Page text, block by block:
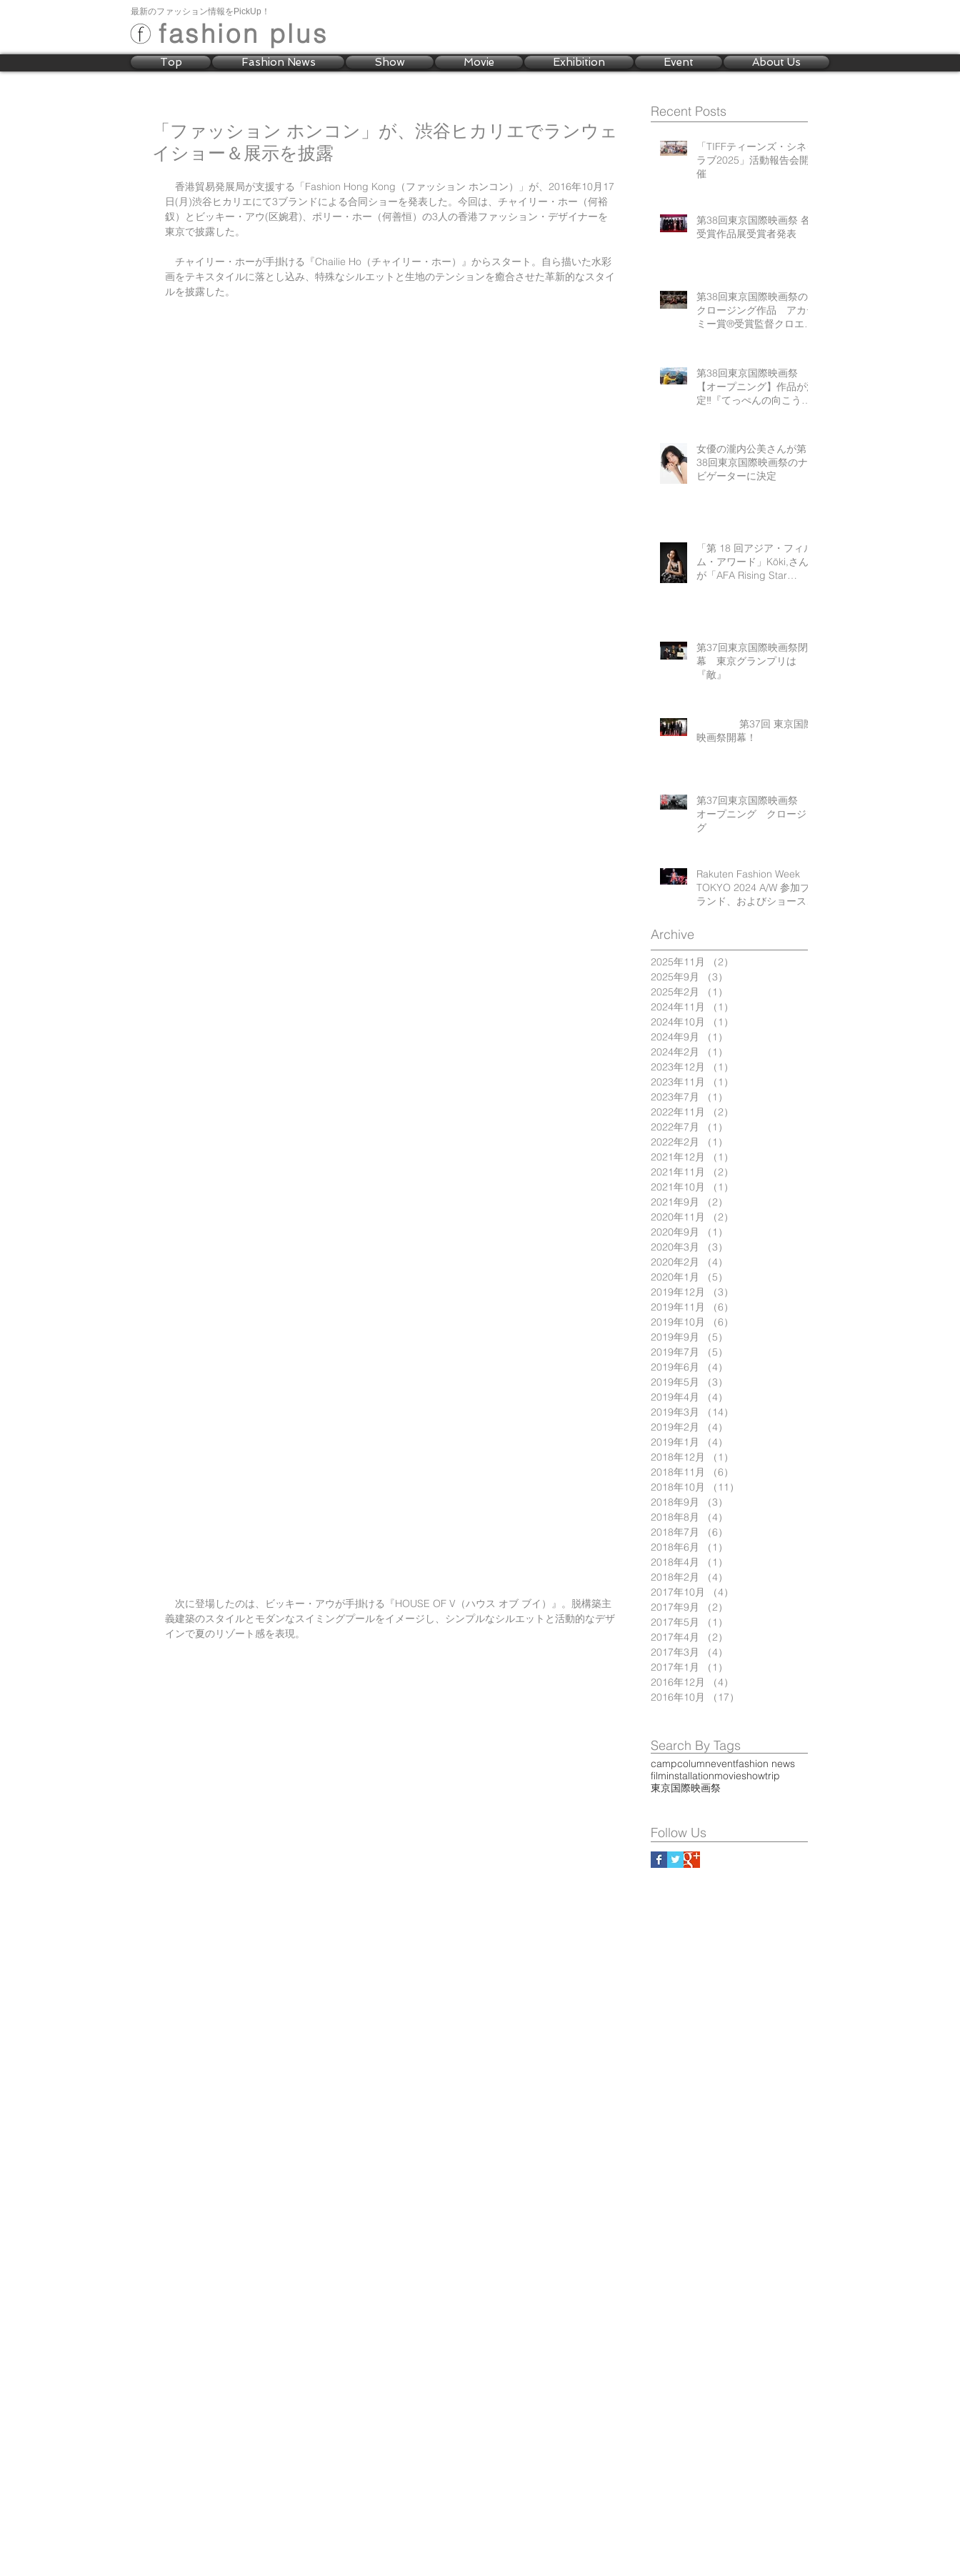
最新のファッション情報をPickUp！
fashion plus
Top Fashion News Show Movie Exhibition Event About Us
「ファッション ホンコン」が、渋谷ヒカリエでランウェ
イショー＆展示を披露
香港貿易発展局が支援する「Fashion Hong Kong（ファッション ホンコン）」が、2016年10月17
日(月)渋谷ヒカリエにて3ブランドによる合同ショーを発表した。今回は、チャイリー・ホー（何裕
釵）とビッキー・アウ(区婉君)、ポリー・ホー（何善恒）の3人の香港ファッション・デザイナーを
東京で披露した。
チャイリー・ホーが手掛ける『Chailie Ho（チャイリー・ホー）』からスタート。自ら描いた水彩
画をテキスタイルに落とし込み、特殊なシルエットと生地のテンションを癒合させた革新的なスタイ
ルを披露した。
次に登場したのは、ビッキー・アウが手掛ける『HOUSE OF V（ハウス オブ ブイ）』。脱構築主
義建築のスタイルとモダンなスイミングプールをイメージし、シンプルなシルエットと活動的なデザ
インで夏のリゾート感を表現。
Recent Posts
「TIFFティーンズ・シネク
ラブ2025」活動報告会開
催
第38回東京国際映画祭 各
受賞作品展受賞者発表
第38回東京国際映画祭の
クロージング作品 アカデ
ミー賞®受賞監督クロエ・
第38回東京国際映画祭
【オープニング】作品が決
定‼『てっぺんの向こうに
女優の瀧内公美さんが第
38回東京国際映画祭のナ
ビゲーターに決定
「第 18 回アジア・フィル
ム・アワード」Kōki,さん
が「AFA Rising Star
第37回東京国際映画祭閉
幕 東京グランプリは
『敵』
映画祭開幕！
第37回東京国際映画祭
オープニング クロージン
グ
Rakuten Fashion Week
TOKYO 2024 A/W 参加ブ
ランド、およびショースケ
Archive
2025年11月 （2）
2025年9月
（3）
2025年2月
（1）
2024年11月
（1）
2024年10月
（1）
2024年9月
（1）
2024年2月
（1）
2023年12月
（1）
2023年11月
（1）
2023年7月
（1）
2022年11月
（2）
2022年7月
（1）
2022年2月
（1）
2021年12月
（1）
2021年11月
（2）
2021年10月
（1）
2021年9月
（2）
2020年11月
（2）
2020年9月
（1）
2020年3月
（3）
2020年2月
（4）
2020年1月
（5）
2019年12月
（3）
2019年11月
（6）
2019年10月
（6）
2019年9月
（5）
2019年7月
（5）
2019年6月
（4）
2019年5月
（3）
2019年4月
（4）
2019年3月
（14）
2019年2月
（4）
2019年1月
（4）
2018年12月
（1）
2018年11月
（6）
2018年10月
（11）
2018年9月
（3）
2018年8月
（4）
2018年7月
（6）
2018年6月
（1）
2018年4月
（1）
2018年2月
（4）
2017年10月
（4）
2017年9月
（2）
2017年5月
（1）
2017年4月
（2）
2017年3月
（4）
2017年1月
（1）
2016年12月
（4）
2016年10月
（17）
Search By Tags
campcolumneventfashion news
filminstallationmovieshowtrip
東京国際映画祭
Follow Us